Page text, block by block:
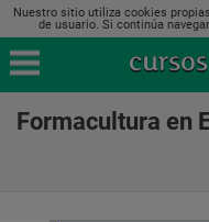
Nuestro sitio utiliza cookies
de usuario. Si continúa
Formacultura en